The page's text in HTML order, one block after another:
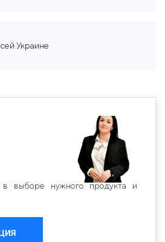
Украине
выборе нужного продукта и